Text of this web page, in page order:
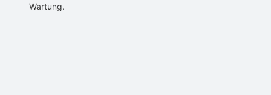
Wartung.